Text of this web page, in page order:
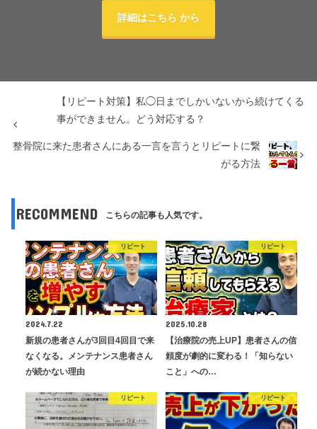
詳細はこちら から
【リピート対策】私◯日までしかいないから続けてくる
事ができません。どう対応する？
整骨院に来た患者さんにある一言を言うとリピートに繋
がる方法
RECOMMEND こちらの記事も人気です。
リピート
2024.7.22
新規の患者さんが3回目4回目で来
なくなる。メンテナンス患者さん
が続かない理由
リピート
2025.10.28
【治療院の売上UP】患者さんの信
頼度が劇的に変わる！「知らない
こと」への…
リピート リピート